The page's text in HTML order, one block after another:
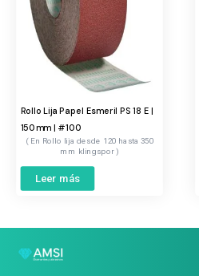
Rollo Lija Papel Esmeril PS 18 E |
150mm | #100
Rollo lija desde 120 hasta 350
mm klingspor
Leer más